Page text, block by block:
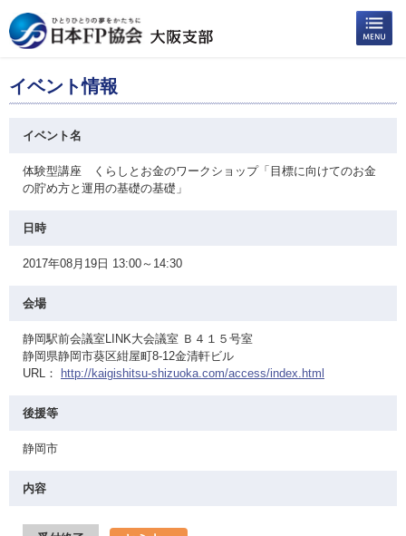
イベント情報
イベント名
体験型講座 くらしとお金のワークショップ「目標に向けてのお金
の貯め方と運用の基礎の基礎」
日時
2017年08月19日 13:00～14:30
会場
静岡駅前会議室LINK大会議室 Ｂ４１５号室
静岡県静岡市葵区紺屋町8-12金清軒ビル
URL：
http://kaigishitsu-shizuoka.com/access/index.html
後援等
静岡市
内容